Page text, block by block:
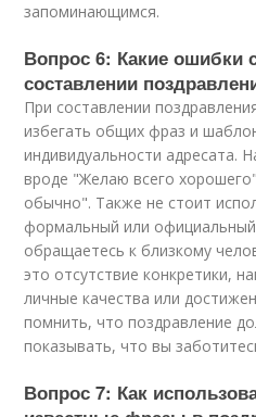
запоминающимся.
Вопрос 6: Какие ошибки
составлении
При составлении
избегать общих фраз и
индивидуальности адресата.
вроде "Желаю всего
обычно". Также не стоит
формальный или
обращаетесь к близкому
это отсутствие конкретики,
личные качества или
помнить, что поздравление
показывать, что вы
Вопрос 7: Как